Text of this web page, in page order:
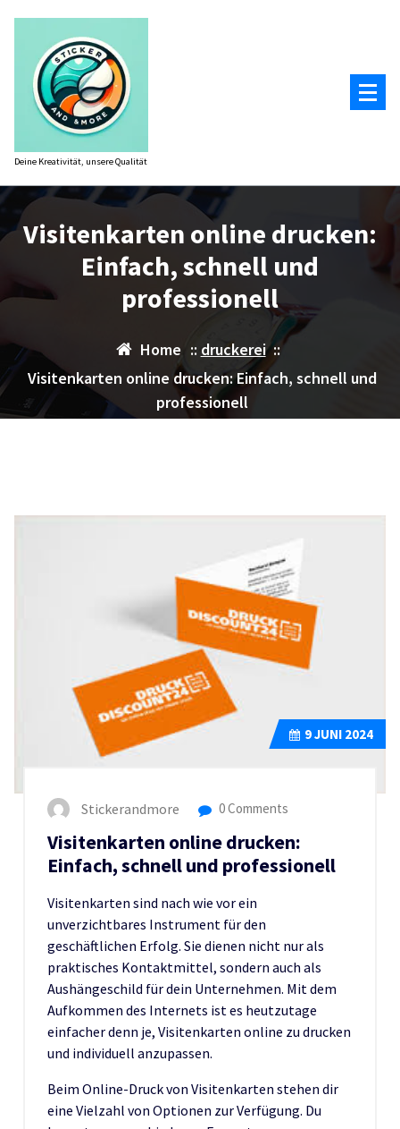
springen
Deine Kreativität, unsere Qualität
Visitenkarten online drucken:
Einfach, schnell und
professionell
Home :: druckerei::
Visitenkarten online drucken: Einfach, schnell und
professionell
9JUNI 2024
Stickerandmore 0 Comments
Visitenkarten online drucken:
Einfach, schnell und professionell
Visitenkarten sind nach wie vor ein
unverzichtbares Instrument für den
geschäftlichen Erfolg. Sie dienen nicht nur als
praktisches Kontaktmittel, sondern auch als
Aushängeschild für dein Unternehmen. Mit dem
Aufkommen des Internets ist es heutzutage
einfacher denn je, Visitenkarten online zu drucken
und individuell anzupassen.
Beim Online-Druck von Visitenkarten stehen dir
eine Vielzahl von Optionen zur Verfügung. Du